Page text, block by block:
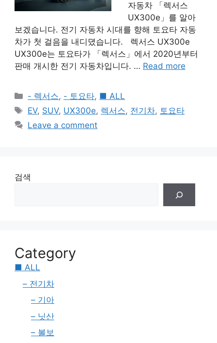
자동차 「렉서스
UX300e」를 알아
보겠습니다. 전기 자동차 시대를 향해 토요타 자동
차가 첫 걸음을 내디뎠습니다. 렉서스 UX300e
UX300e는 토요타가 「렉서스」에서 2020년부터
판매 개시한 전기 자동차입니다. … Read more
Categories
- 렉서스, - 토요타, ■ ALL
Tags
EV, SUV, UX300e, 렉서스, 전기차, 토요타
Leave a comment
검색
Category
■ ALL
– 전기차
– 기아
– 닛산
– 볼보